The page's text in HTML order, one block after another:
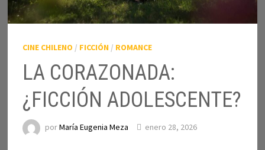
CINE CHILENO / FICCIÓN / ROMANCE
LA CORAZONADA:
¿FICCIÓN ADOLESCENTE?
porMaría Eugenia Meza enero 28, 2026